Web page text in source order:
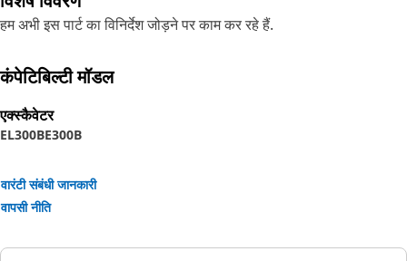
हम अभी इस पार्ट का विनिर्देश जोड़ने पर काम कर रहे हैं.
कंपेटिबिल्टी मॉडल
एक्स्कैवेटर
EL300BE300B
वारंटी संबंधी जानकारी
वापसी नीति